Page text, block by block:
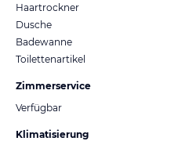
Haartrockner
Dusche
Badewanne
Toilettenartikel
Zimmerservice
Verfügbar
Klimatisierung